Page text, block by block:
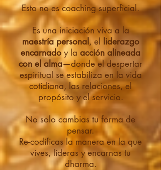
Esto no es coaching superficial.
Es una iniciación viva a la
maestría personal, el
liderazgo
encarnadoy la acción alineada
con el alma—donde el despertar
espiritual se estabiliza en la vida
cotidiana, las relaciones, el
propósito y el servicio.
No solo cambias tu forma de
pensar.
Re-codificas la manera en la que
vives, lideras y encarnas tu
dharma.